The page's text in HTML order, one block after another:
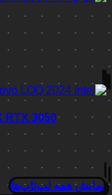
RTX 3050
نمایش همه لپ‌تاپ‌ها